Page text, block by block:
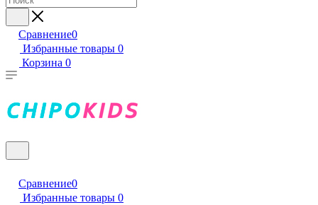
Сравнение0
Избранные товары 0
Корзина 0
Сравнение0
Избранные товары 0